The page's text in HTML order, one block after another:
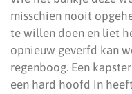
misschien nooit
te willen doen en liet
opnieuw geverfd kan
regenboog. Een
een hard hoofd in